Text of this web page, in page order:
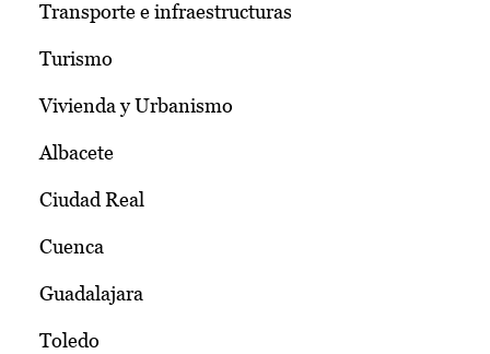
Transporte e infraestructuras
Turismo
Vivienda y Urbanismo
Albacete
Ciudad Real
Cuenca
Guadalajara
Toledo